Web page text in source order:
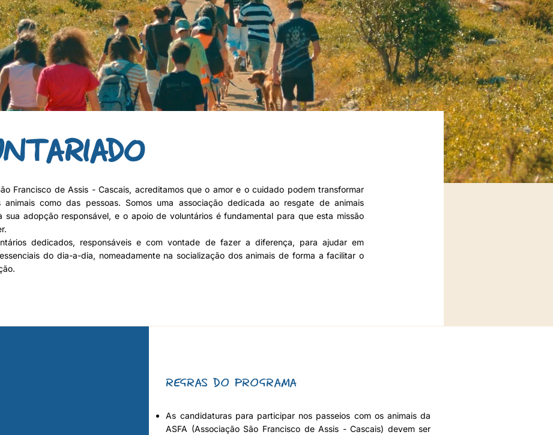
Francisco de Assis - Cascais, acreditamos que o amor e o cuidado podem transformar
como das pessoas. Somos uma associação dedicada ao resgate de animais
sua adopção responsável, e o apoio de voluntários é fundamental para que esta missão
dedicados, responsáveis e com vontade de fazer a diferença, para ajudar em
do dia-a-dia, nomeadamente na socialização dos animais de forma a facilitar o
REGRAS DO PROGRAMA
As candidaturas para participar nos passeios com os animais da
ASFA (Associação São Francisco de Assis - Cascais) devem ser